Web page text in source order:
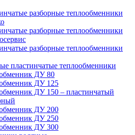
разборные теплообменники
разборные теплообменники
разборные теплообменники
пластинчатые теплообменники
ДУ 80
ДУ 125
ДУ 150 – пластинчатый
ДУ 200
ДУ 250
ДУ 300